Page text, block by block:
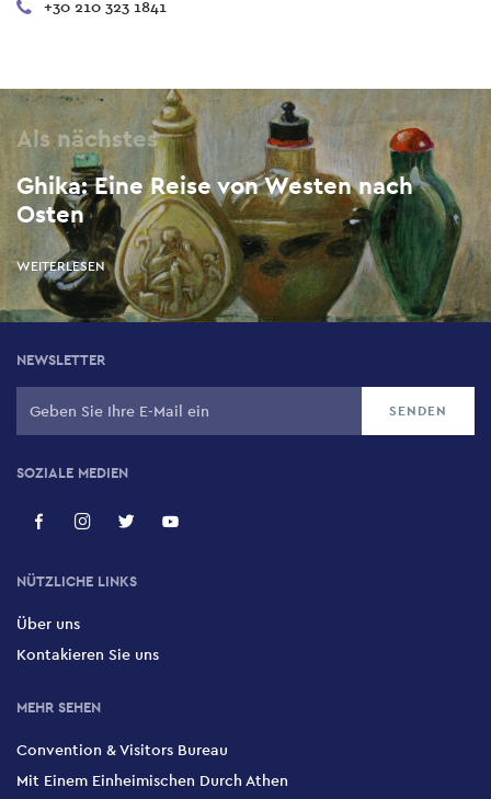
+30 210 323 1841
Als nächstes
Ghika: Eine Reise von Westen nach
Osten
WEITERLESEN
NEWSLETTER
SOZIALE MEDIEN
NÜTZLICHE LINKS
Über uns
Kontakieren Sie uns
MEHR SEHEN
Convention & Visitors Bureau
Mit Einem Einheimischen Durch Athen